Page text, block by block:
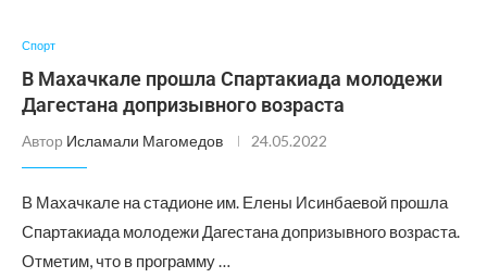
Спорт
В Махачкале прошла Спартакиада молодежи
Дагестана допризывного возраста
Автор Исламали Магомедов 24.05.2022
В Махачкале на стадионе им. Елены Исинбаевой прошла
Спартакиада молодежи Дагестана допризывного возраста.
Отметим, что в программу …